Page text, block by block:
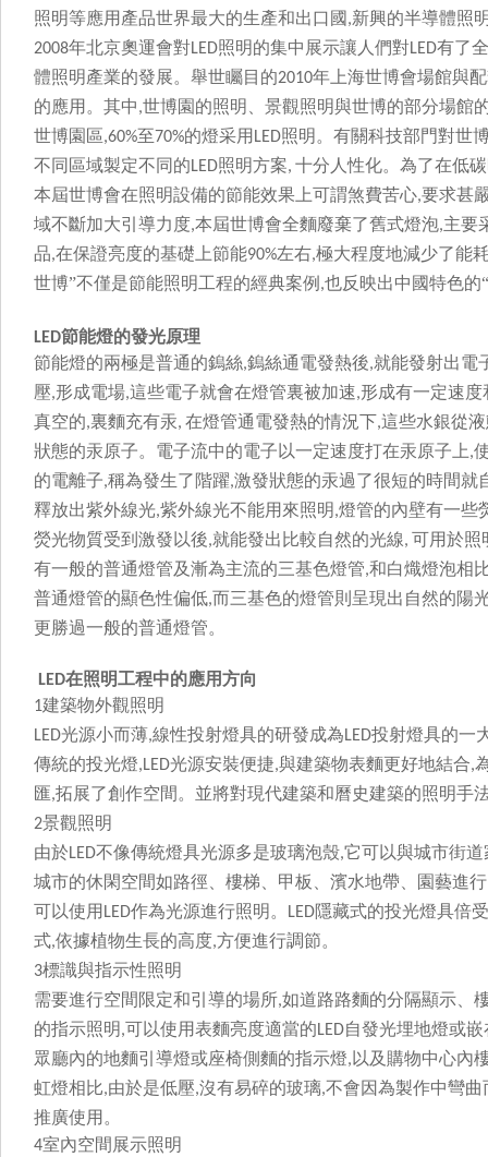
照明等應用產品世界最大的生產和出口國 ,新興的半導體照明
2008年北京奧運會對LED照明的集中展示讓人們對LED有了
體照明產業的發展。舉世矚目的2010年上海世博會場館與
的應用。其中,世博園的照明、景觀照明與世博的部分場館
世博園區,60%至70%的燈采用 LED照明。有關科技部門對
不同區域製定不同的LED照明方案, 十分人性化。為了在
本屆世博會在照明設備的節能效果上可謂煞費苦心,要求甚
域不斷加大引導力度,本屆世博會全麵廢棄了舊式燈泡,主要
品,在保證亮度的基礎上節能90%左右,極大程度地減少了能耗
世博”不僅是節能照明工程的經典案例 ,也反映出中國特色的“
LED節能燈的發光原理
節能燈的兩極是普通的鎢絲,鎢絲通電發熱後,就能發射出電
壓,形成電場,這些電子就會在燈管裏被加速,形成有一定速
真空的,裏麵充有汞, 在燈管通電發熱的情況下,這些水銀從
狀態的汞原子。電子流中的電子以一定速度打在汞原子上,
的電離子,稱為發生了階躍,激發狀態的汞過了很短的時間就
釋放出紫外線光,紫外線光不能用來照明,燈管的內壁有一些
熒光物質受到激發以後,就能發出比較自然的光線, 可用於照
有一般的普通燈管及漸為主流的三基色燈管,和白熾燈泡相比
普通燈管的顯色性偏低,而三基色的燈管則呈現出自然的陽
更勝過一般的普通燈管。
LED在照明工程中的應用方向
1建築物外觀照明
LED光源小而薄,線性投射燈具的研發成為LED投射燈具的一
傳統的投光燈,LED光源安裝便捷,與建築物表麵更好地結合,
匯,拓展了創作空間。並將對現代建築和曆史建築的照明手法產
2景觀照明
由於LED不像傳統燈具光源多是玻璃泡殼,它可以與城市街道
城市的休閑空間如路徑、樓梯、甲板、濱水地帶、園藝
可以使用 LED作為光源進行照明。 LED隱藏式的投光燈具倍
式,依據植物生長的高度,方便進行調節。
3標識與指示性照明
需要進行空間限定和引導的場所,如道路路麵的分隔顯示
的指示照明,可以使用表麵亮度適當的LED自發光埋地燈或
眾廳內的地麵引導燈或座椅側麵的指示燈, 以及購物中心內
虹燈相比,由於是低壓,沒有易碎的玻璃,不會因為製作中彎曲
推廣使用。
4室內空間展示照明